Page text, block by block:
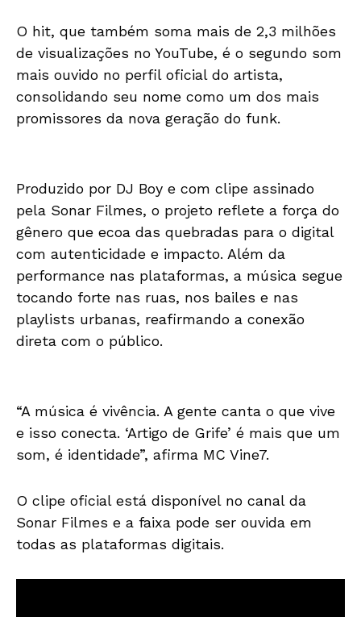
O hit, que também soma mais de 2,3 milhões
de visualizações no YouTube, é o segundo som
mais ouvido no perfil oficial do artista,
consolidando seu nome como um dos mais
promissores da nova geração do funk.
Produzido por DJ Boy e com clipe assinado
pela Sonar Filmes, o projeto reflete a força do
gênero que ecoa das quebradas para o digital
com autenticidade e impacto. Além da
performance nas plataformas, a música segue
tocando forte nas ruas, nos bailes e nas
playlists urbanas, reafirmando a conexão
direta com o público.
“A música é vivência. A gente canta o que vive
e isso conecta. ‘Artigo de Grife’ é mais que um
som, é identidade”, afirma MC Vine7.
O clipe oficial está disponível no canal da
Sonar Filmes e a faixa pode ser ouvida em
todas as plataformas digitais.